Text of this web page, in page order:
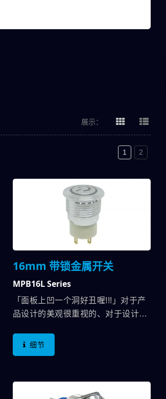
展示：
1 2
16mm 带锁金属开关
MPB16L Series
「面板上凹一个洞好丑喔!!!」对于产
品设计的美观很重视的、对于设计灯
MPB16的LOCK版，在业界2A
16mm LOCK规格里最短的产品，电
双色LED切换功能，只需要接上LED
和开关共四个脚，即可开始使用非常
细节
1M系列